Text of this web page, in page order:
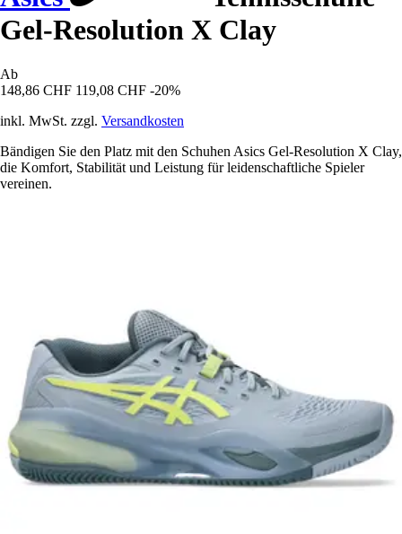
Gel-Resolution X Clay
Ab
148,86 CHF 119,08 CHF -20%
inkl. MwSt. zzgl. Versandkosten
Bändigen Sie den Platz mit den Schuhen Asics Gel-Resolution X Clay,
die Komfort, Stabilität und Leistung für leidenschaftliche Spieler
vereinen.